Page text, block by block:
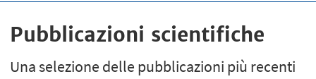
Pubblicazioni scientifiche
Una selezione delle pubblicazioni più recenti